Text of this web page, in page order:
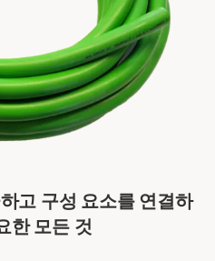
고 구성 요소를 연결하
한 모든 것